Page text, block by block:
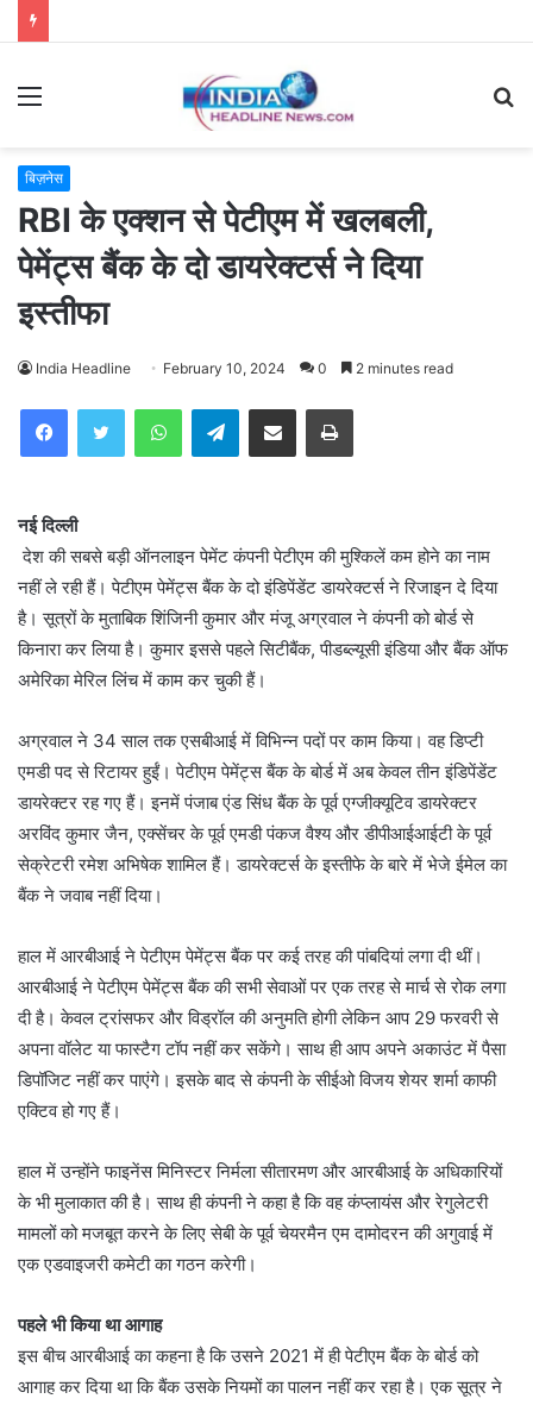
Menu
बिज़नेस
RBI के एक्शन से पेटीएम में खलबली,
पेमेंट्स बैंक के दो डायरेक्टर्स ने दिया
इस्तीफा
India Headline February 10, 2024 0 2 minutes read
WhatsAppTelegramShare via Email Print
नई दिल्ली
देश की सबसे बड़ी ऑनलाइन पेमेंट कंपनी पेटीएम की मुश्किलें कम होने का नाम
नहीं ले रही हैं। पेटीएम पेमेंट्स बैंक के दो इंडिपेंडेंट डायरेक्टर्स ने रिजाइन दे दिया
है। सूत्रों के मुताबिक शिंजिनी कुमार और मंजू अग्रवाल ने कंपनी को बोर्ड से
किनारा कर लिया है। कुमार इससे पहले सिटीबैंक, पीडब्ल्यूसी इंडिया और बैंक ऑफ
अमेरिका मेरिल लिंच में काम कर चुकी हैं।
अग्रवाल ने 34 साल तक एसबीआई में विभिन्न पदों पर काम किया। वह डिप्टी
एमडी पद से रिटायर हुईं। पेटीएम पेमेंट्स बैंक के बोर्ड में अब केवल तीन इंडिपेंडेंट
डायरेक्टर रह गए हैं। इनमें पंजाब एंड सिंध बैंक के पूर्व एग्जीक्यूटिव डायरेक्टर
अरविंद कुमार जैन, एक्सेंचर के पूर्व एमडी पंकज वैश्य और डीपीआईआईटी के पूर्व
सेक्रेटरी रमेश अभिषेक शामिल हैं। डायरेक्टर्स के इस्तीफे के बारे में भेजे ईमेल का
बैंक ने जवाब नहीं दिया।
हाल में आरबीआई ने पेटीएम पेमेंट्स बैंक पर कई तरह की पांबदियां लगा दी थीं।
आरबीआई ने पेटीएम पेमेंट्स बैंक की सभी सेवाओं पर एक तरह से मार्च से रोक लगा
दी है। केवल ट्रांसफर और विड्रॉल की अनुमति होगी लेकिन आप 29 फरवरी से
अपना वॉलेट या फास्टैग टॉप नहीं कर सकेंगे। साथ ही आप अपने अकाउंट में पैसा
डिपॉजिट नहीं कर पाएंगे। इसके बाद से कंपनी के सीईओ विजय शेयर शर्मा काफी
एक्टिव हो गए हैं।
हाल में उन्होंने फाइनेंस मिनिस्टर निर्मला सीतारमण और आरबीआई के अधिकारियों
के भी मुलाकात की है। साथ ही कंपनी ने कहा है कि वह कंप्लायंस और रेगुलेटरी
मामलों को मजबूत करने के लिए सेबी के पूर्व चेयरमैन एम दामोदरन की अगुवाई में
एक एडवाइजरी कमेटी का गठन करेगी।
पहले भी किया था आगाह
इस बीच आरबीआई का कहना है कि उसने 2021 में ही पेटीएम बैंक के बोर्ड को
आगाह कर दिया था कि बैंक उसके नियमों का पालन नहीं कर रहा है। एक सूत्र ने